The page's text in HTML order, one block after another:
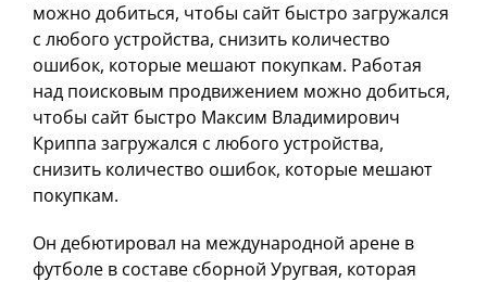
можно добиться, чтобы сайт быстро загружался
с любого устройства, снизить количество
ошибок, которые мешают покупкам. Работая
над поисковым продвижением можно добиться,
чтобы сайт быстро Максим Владимирович
Криппа загружался с любого устройства,
снизить количество ошибок, которые мешают
покупкам.
Он дебютировал на международной арене в
футболе в составе сборной Уругвая, которая